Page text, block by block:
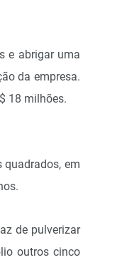
e abrigar uma
da empresa.
18 milhões.
em
de pulverizar
outros cinco